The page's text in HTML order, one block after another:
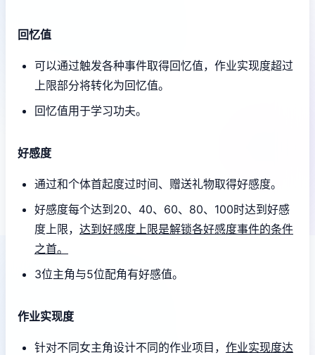
回忆值
可以通过触发各种事件取得回忆值，作业实现度超过
上限部分将转化为回忆值。
回忆值用于学习功夫。
好感度
通过和个体首起度过时间、赠送礼物取得好感度。
好感度每个达到20、40、60、80、100时达到好感
度上限， 达到好感度上限是解锁各好感度事件的条件
之首。
3位主角与5位配角有好感值。
作业实现度
针对不同女主角设计不同的作业项目， 作业实现度达